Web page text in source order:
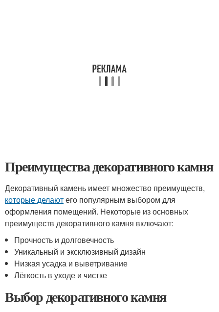
Преимущества декоративного камня
Декоративный камень имеет множество преимуществ,
которые делаютего популярным выбором для
оформления помещений. Некоторые из основных
преимуществ декоративного камня включают:
Прочность и долговечность
Уникальный и эксклюзивный дизайн
Низкая усадка и выветривание
Лёгкость в уходе и чистке
Выбор декоративного камня